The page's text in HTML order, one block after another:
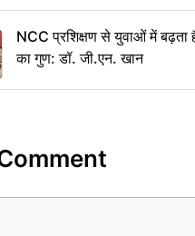
NCC प्रशिक्षण से युवाओं में
का गुण: डॉ. जी.एन. खान